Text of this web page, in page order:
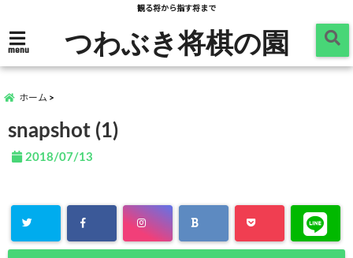
観る将から指す将まで
menu つわぶき将棋の園
ホーム
snapshot (1)
2018/07/13